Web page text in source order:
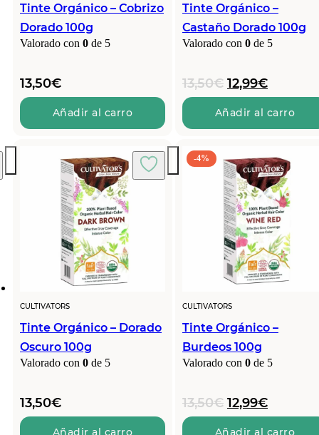
Tinte Orgánico – Cobrizo
Dorado 100g
Valorado con 0 de 5
13,50€
Añadir al carro
Tinte Orgánico –
Castaño Dorado 100g
Valorado con 0 de 5
13,50€ El
precio
original
era:
12,99€El
precio
actual
es:
Añadir al carro
CULTIVATORS
Tinte Orgánico – Dorado
Oscuro 100g
Valorado con 0 de 5
13,50€
Añadir al carro
-4%
CULTIVATORS
Tinte Orgánico –
Burdeos 100g
Valorado con 0 de 5
13,50€ El
precio
12,99€El
precio
Añadir al carro